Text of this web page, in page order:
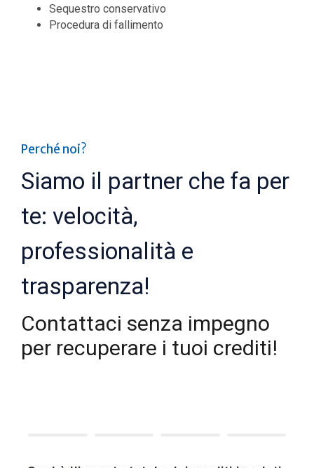
Sequestro conservativo
Procedura di fallimento
Perché noi?
Siamo il partner che fa per
te: velocità,
professionalità e
trasparenza!
Contattaci senza impegno
per recuperare i tuoi crediti!